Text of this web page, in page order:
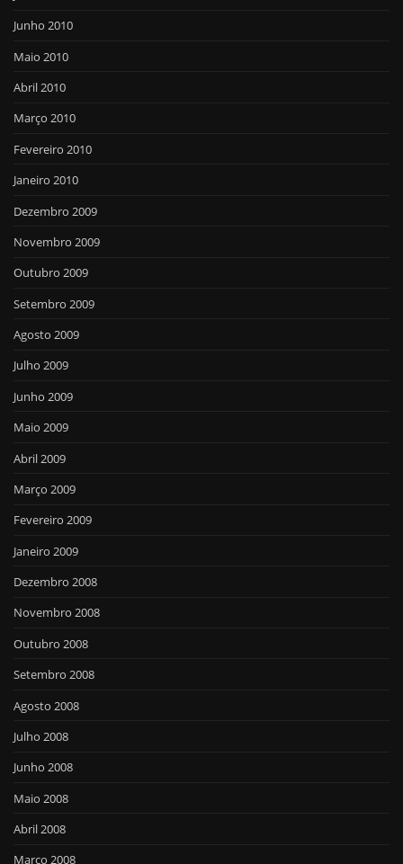
Junho 2010
Maio 2010
Abril 2010
Março 2010
Fevereiro 2010
Janeiro 2010
Dezembro 2009
Novembro 2009
Outubro 2009
Setembro 2009
Agosto 2009
Julho 2009
Junho 2009
Maio 2009
Abril 2009
Março 2009
Fevereiro 2009
Janeiro 2009
Dezembro 2008
Novembro 2008
Outubro 2008
Setembro 2008
Agosto 2008
Julho 2008
Junho 2008
Maio 2008
Abril 2008
Março 2008